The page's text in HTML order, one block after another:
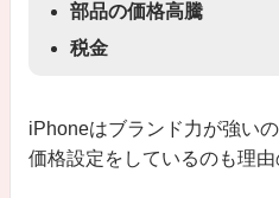
部品の価格高騰
税金
iPhoneはブランド力が強い
価格設定をしているのも理由